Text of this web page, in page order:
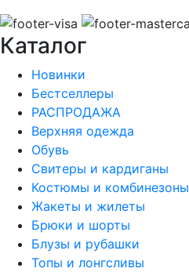
Каталог
Новинки
Бестселлеры
РАСПРОДАЖА
Верхняя одежда
Обувь
Свитеры и кардиганы
Костюмы и комбинезоны
Жакеты и жилеты
Брюки и шорты
Блузы и рубашки
Топы и лонгсливы